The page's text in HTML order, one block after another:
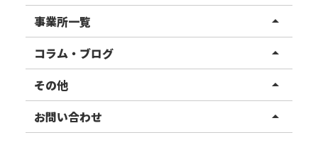
リハスワーク
リハスファーム
事業所一覧 arrow_drop_up
関東エリア
東北エリア
甲信越エリア
コラム・ブログ arrow_drop_up
事業所ブログ
ご利用者様の声
その他 arrow_drop_up
お知らせ
お問い合わせ arrow_drop_up